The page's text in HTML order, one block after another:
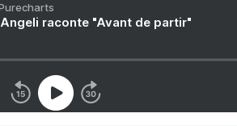
Angeli raconte "Avant de partir"